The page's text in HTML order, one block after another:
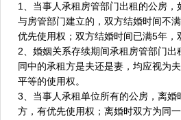
1、当事人承租房管部门出租的公房
与房管部门建立的，双方结婚时间不
优先使用权；双方结婚时间已满5年，
2、婚姻关系存续期间承租房管部门出
同中的承租方是夫还是妻，均应视为
平等的使用权。
3、当事人承租单位所有的公房，离婚
方，有优先使用权；离婚时双方为同